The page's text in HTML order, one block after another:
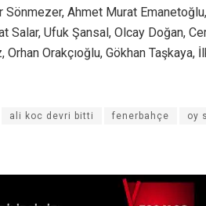
Sönmezer, Ahmet Murat
Salar, Ufuk Şansal, Olcay Doğan,
Orhan Orakçıoğlu, Gökhan Taşkaya,
ali koc devri bitti fenerbahçe oy